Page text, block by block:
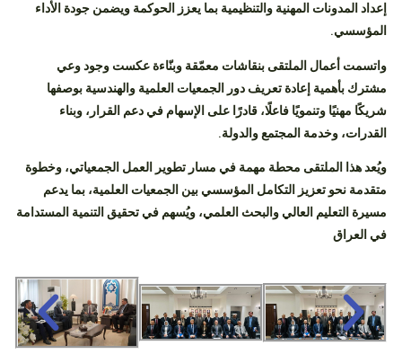
إعداد المدونات المهنية والتنظيمية بما يعزز الحوكمة ويضمن جودة الأداء
المؤسسي.
واتسمت أعمال الملتقى بنقاشات معمّقة وبنّاءة عكست وجود وعي
مشترك بأهمية إعادة تعريف دور الجمعيات العلمية والهندسية بوصفها
شريكًا مهنيًا وتنمويًا فاعلًا، قادرًا على الإسهام في دعم القرار، وبناء
القدرات، وخدمة المجتمع والدولة.
ويُعد هذا الملتقى محطة مهمة في مسار تطوير العمل الجمعياتي، وخطوة
متقدمة نحو تعزيز التكامل المؤسسي بين الجمعيات العلمية، بما يدعم
مسيرة التعليم العالي والبحث العلمي، ويُسهم في تحقيق التنمية المستدامة
في العراق